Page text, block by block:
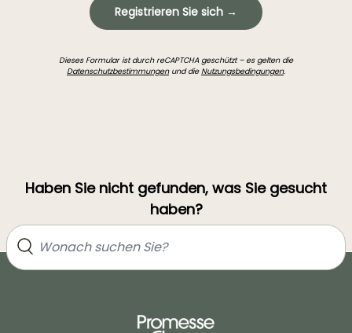
Registrieren Sie sich →
Dieses Formular ist durch reCAPTCHA geschützt – es gelten die
Datenschutzbestimmungenund dieNutzungsbedingungen.
Haben Sie nicht gefunden, was Sie gesucht
haben?